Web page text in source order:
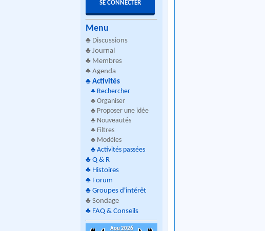
Menu
♣ Discussions
♣ Journal
♣ Membres
♣ Agenda
♣ Activités
♣ Rechercher
♣ Organiser
♣ Proposer une idée
♣ Nouveautés
♣ Filtres
♣ Modèles
♣ Activités passées
♣ Q & R
♣ Histoires
♣ Forum
♣ Groupes d'intérêt
♣ Sondage
♣ FAQ & Conseils
Aou 2026